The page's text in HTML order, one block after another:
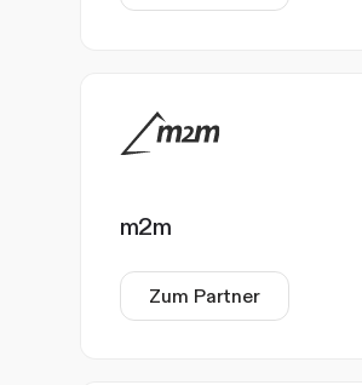
m2m
Zum Partner